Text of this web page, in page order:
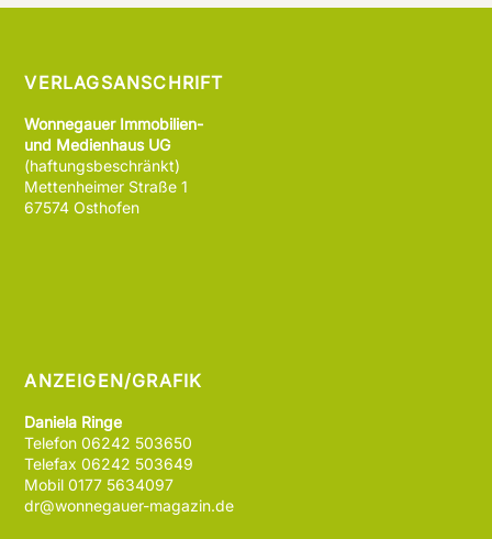
VERLAGSANSCHRIFT
Wonnegauer Immobilien-
und Medienhaus UG
(haftungsbeschränkt)
Mettenheimer Straße 1
67574 Osthofen
ANZEIGEN/GRAFIK
Daniela Ringe
Telefon 06242 503650
Telefax 06242 503649
Mobil 0177 5634097
dr@wonnegauer-magazin.de